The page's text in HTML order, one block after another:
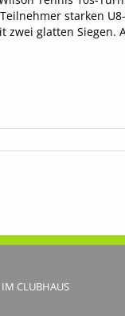
starken
zwei glatten Siegen.
CLUBHAUS